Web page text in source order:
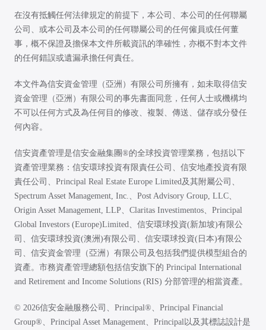
在沒有抵觸任何法律規定的前提下，本公司、本公司的任何聯屬
公司、或本公司及本公司的任何聯屬公司的任何僱員或任何董
事，概不保證及擔保本文件所載資訊的準確性，亦概不對本文件
的任何錯誤或遺漏承擔任何責任。
本文件為信安資金管理（亞洲）有限公司所擁有，如未取得信安
資金管理（亞洲）有限公司的事先書面同意，任何人士或機構均
不可以任何方式及為任何目的修改、複製、傳送、儲存或分發任
何內容。
信安資產管理是信安金融集團®的全球投資管理業務，包括以下
資產管理業務：信安環球投資有限責任公司、信安地產投資有限
責任公司、Principal Real Estate Europe Limited及其附屬公司、
Spectrum Asset Management, Inc.、Post Advisory Group, LLC、
Origin Asset Management, LLP、Claritas Investimentos、Principal
Global Investors (Europe)Limited、信安環球投資(新加坡)有限公
司、信安環球投資(澳洲)有限公司、信安環球投資(日本)有限公
司、信安資金管理（亞洲）有限公司及包括我們提供模型組合的
資產。市務資產管理總額包括信安旗下的 Principal International
and Retirement and Income Solutions (RIS) 分部管理的相當資產。
© 2026信安金融服務公司、Principal®、Principal Financial
Group®、Principal Asset Management、Principal以及其標誌設計是